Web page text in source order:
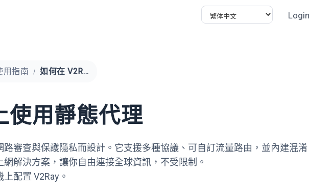
Login
用指南 如何在 V2Ray 上使用靜態代理
用靜態代理
審查與保護隱私而設計。它支援多種協議、可自訂流量路由，並內建混淆
解決方案，讓你自由連接全球資訊，不受限制。
配置 V2Ray。